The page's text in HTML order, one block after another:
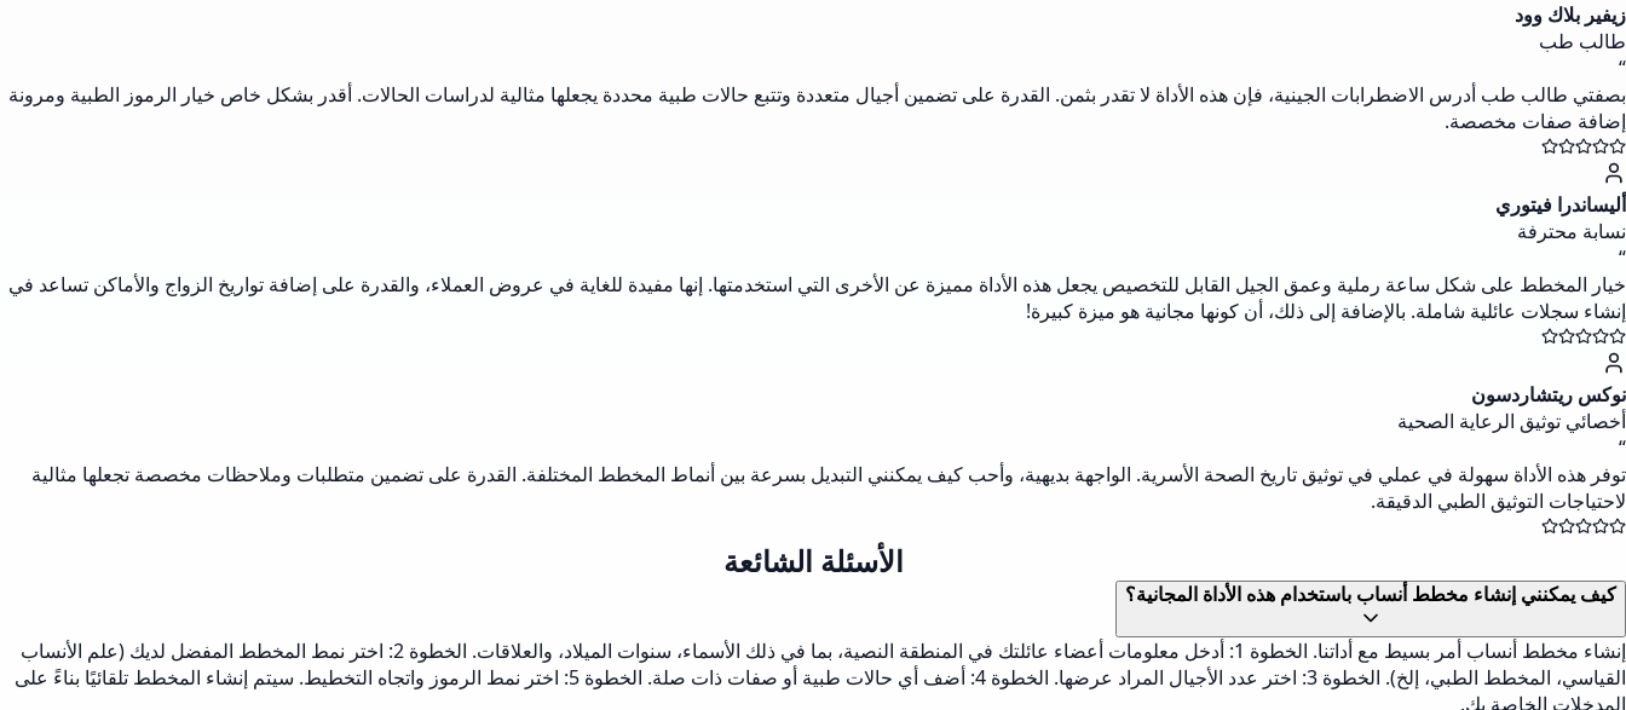
زيفير بلاك وود
طالب طب
“
بصفتي طالب طب أدرس الاضطرابات الجينية، فإن هذه الأداة لا تقدر بثمن. القدرة على تضمين أجيال متعددة وتتبع حالات طبية محددة يجعلها مثالية لدراسات الحالات. أقدر بشكل خاص خيار الرموز الطبية ومرونة
إضافة صفات مخصصة.
أليساندرا فيتوري
نسابة محترفة
“
خيار المخطط على شكل ساعة رملية وعمق الجيل القابل للتخصيص يجعل هذه الأداة مميزة عن الأخرى التي استخدمتها. إنها مفيدة للغاية في عروض العملاء، والقدرة على إضافة تواريخ الزواج والأماكن تساعد في
إنشاء سجلات عائلية شاملة. بالإضافة إلى ذلك، أن كونها مجانية هو ميزة كبيرة!
نوكس ريتشاردسون
أخصائي توثيق الرعاية الصحية
“
توفر هذه الأداة سهولة في عملي في توثيق تاريخ الصحة الأسرية. الواجهة بديهية، وأحب كيف يمكنني التبديل بسرعة بين أنماط المخطط المختلفة. القدرة على تضمين متطلبات وملاحظات مخصصة تجعلها مثالية
لاحتياجات التوثيق الطبي الدقيقة.
الأسئلة الشائعة
كيف يمكنني إنشاء مخطط أنساب باستخدام هذه الأداة المجانية؟
إنشاء مخطط أنساب أمر بسيط مع أداتنا. الخطوة 1: أدخل معلومات أعضاء عائلتك في المنطقة النصية، بما في ذلك الأسماء، سنوات الميلاد، والعلاقات. الخطوة 2: اختر نمط المخطط المفضل لديك (علم الأنساب
القياسي، المخطط الطبي، إلخ). الخطوة 3: اختر عدد الأجيال المراد عرضها. الخطوة 4: أضف أي حالات طبية أو صفات ذات صلة. الخطوة 5: اختر نمط الرموز واتجاه التخطيط. سيتم إنشاء المخطط تلقائيًا بناءً على
المدخلات الخاصة بك.